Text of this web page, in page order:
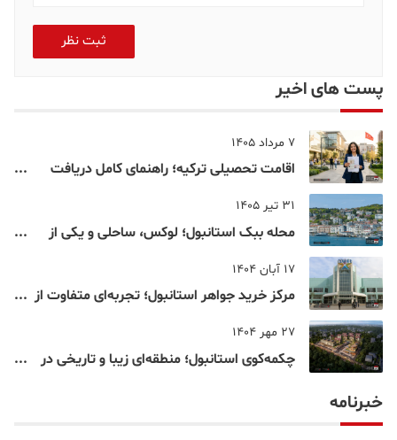
ثبت نظر
پست های اخیر
7 مرداد 1405
اقامت تحصیلی ترکیه؛ راهنمای کامل دریافت
31 تیر 1405
محله ببک استانبول؛ لوکس، ساحلی و یکی از
17 آبان 1404
مرکز خرید جواهر استانبول؛ تجربه‌ای متفاوت از
27 مهر 1404
چکمه‌کوی استانبول؛ منطقه‌ای زیبا و تاریخی در
خبرنامه